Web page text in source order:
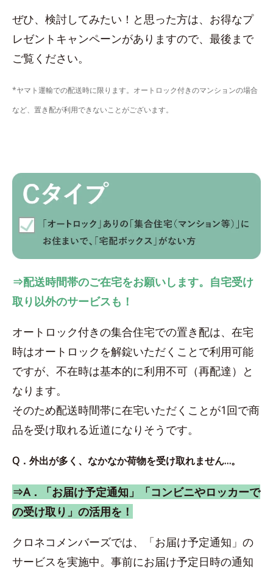
ぜひ、検討してみたい！と思った方は、お得なプ
レゼントキャンペーンがありますので、最後まで
ご覧ください。
*ヤマト運輸での配送時に限ります。オートロック付きのマンションの場合
など、置き配が利用できないことがございます。
⇒配送時間帯のご在宅をお願いします。自宅受け
取り以外のサービスも！
オートロック付きの集合住宅での置き配は、在宅
時はオートロックを解錠いただくことで利用可能
ですが、不在時は基本的に利用不可（再配達）と
なります。
そのため配送時間帯に在宅いただくことが1回で商
品を受け取れる近道になりそうです。
Q．外出が多く、なかなか荷物を受け取れません…。
⇒A．「お届け予定通知」「コンビニやロッカーで
の受け取り」の活用を！
クロネコメンバーズでは、「お届け予定通知」の
サービスを実施中。事前にお届け予定日時の通知